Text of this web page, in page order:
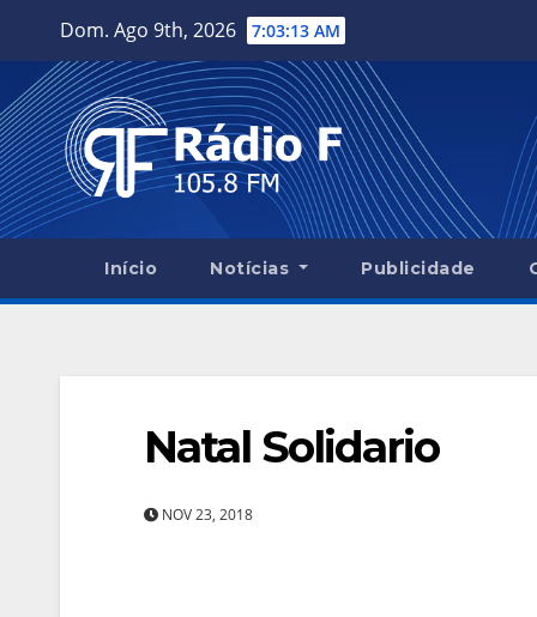
content
Dom. Ago 9th, 2026 7:03:14 AM
Início Notícias Publicidade
Natal Solidario
NOV 23, 2018